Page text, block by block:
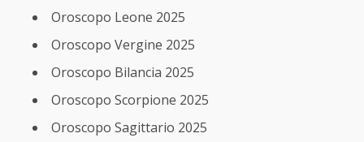
Oroscopo Leone 2025
Oroscopo Vergine 2025
Oroscopo Bilancia 2025
Oroscopo Scorpione 2025
Oroscopo Sagittario 2025